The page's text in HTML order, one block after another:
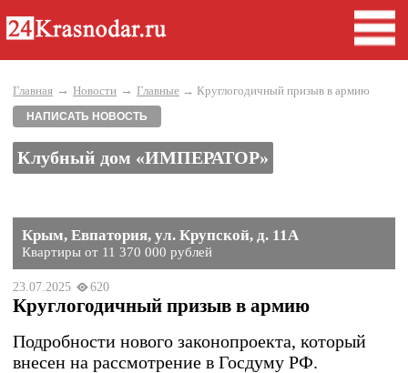
Главная → Новости → Главные → Круглогодичный призыв в армию
НАПИСАТЬ НОВОСТЬ
Клубный дом «ИМПЕРАТОР»
Крым, Евпатория, ул. Крупской, д. 11А
Квартиры от 11 370 000 рублей
23.07.2025 620
Круглогодичный призыв в армию
Подробности нового законопроекта, который
внесен на рассмотрение в Госдуму РФ.